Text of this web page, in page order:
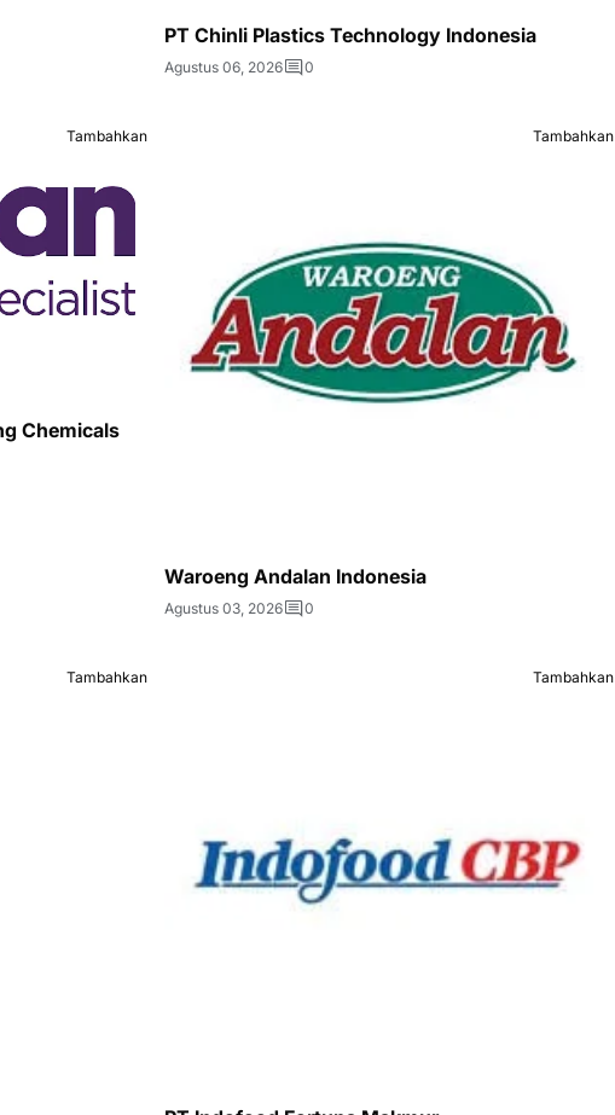
PT Chinli Plastics Technology Indonesia
Agustus 06, 2026 0
Tambahkan
Chemicals
Tambahkan
Waroeng Andalan Indonesia
Agustus 03, 2026 0
Tambahkan Tambahkan